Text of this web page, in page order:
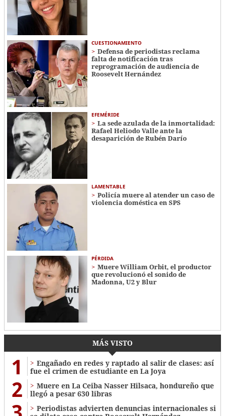
CUESTIONAMIENTO
Defensa de periodistas reclama
falta de notificación tras
reprogramación de audiencia de
Roosevelt Hernández
EFEMÉRIDE
La sede azulada de la inmortalidad:
Rafael Heliodo Valle ante la
desaparición de Rubén Darío
LAMENTABLE
Policía muere al atender un caso de
violencia doméstica en SPS
PÉRDIDA
Muere William Orbit, el productor
que revolucionó el sonido de
Madonna, U2 y Blur
MÁS VISTO
1
Engañado en redes y raptado al salir de clases: así
fue el crimen de estudiante en La Joya
2
Muere en La Ceiba Nasser Hilsaca, hondureño que
llegó a pesar 630 libras
Periodistas advierten denuncias internacionales si